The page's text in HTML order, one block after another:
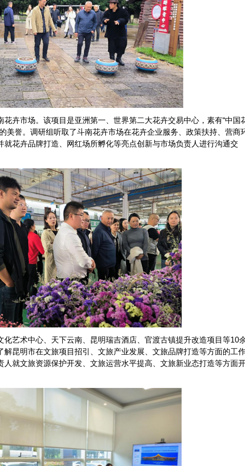
卉市场。该项目是亚洲第一、世界第二大花卉交易中心，素有“中国
美誉。调研组听取了斗南花卉市场在花卉企业服务、政策扶持、营商
就花卉品牌打造、网红场所孵化等亮点创新与市场负责人进行沟通交
艺术中心、天下云南、昆明瑞吉酒店、官渡古镇提升改造项目等10
解昆明市在文旅项目招引、文旅产业发展、文旅品牌打造等方面的工
人就文旅资源保护开发、文旅运营水平提高、文旅新业态打造等方面